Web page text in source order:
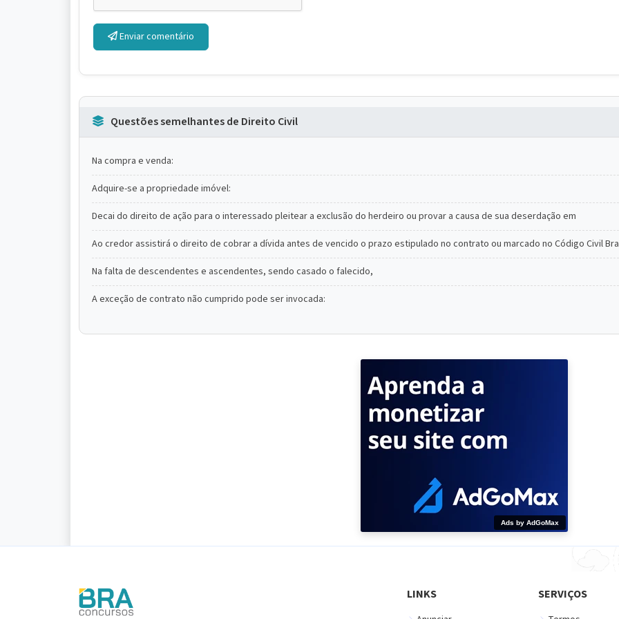
Enviar comentário
Questões semelhantes de Direito Civil
Na compra e venda:
Adquire-se a propriedade imóvel:
Decai do direito de ação para o interessado pleitear a exclusão do herdeiro ou provar a causa de sua deserdação em
Ao credor assistirá o direito de cobrar a dívida antes de vencido o prazo estipulado no contrato ou marcado no Código Civil
Na falta de descendentes e ascendentes, sendo casado o falecido,
A exceção de contrato não cumprido pode ser invocada:
Ads by AdGoMax
LINKS SERVIÇOS